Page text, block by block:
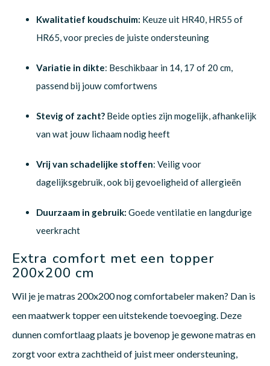
Kwalitatief koudschuim: Keuze uit HR40, HR55 of
HR65, voor precies de juiste ondersteuning
Variatie in dikte: Beschikbaar in 14, 17 of 20 cm,
passend bij jouw comfortwens
Stevig of zacht? Beide opties zijn mogelijk, afhankelijk
van wat jouw lichaam nodig heeft
Vrij van schadelijke stoffen: Veilig voor
dagelijksgebruik, ook bij gevoeligheid of allergieën
Duurzaam in gebruik: Goede ventilatie en langdurige
veerkracht
Extra comfort met een topper
200x200 cm
Wil je je matras 200x200 nog comfortabeler maken? Dan is
een maatwerk topper een uitstekende toevoeging. Deze
dunnen comfortlaag plaats je bovenop je gewone matras en
zorgt voor extra zachtheid of juist meer ondersteuning,